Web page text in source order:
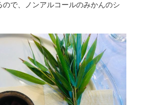
ので、ノンアルコールのみかんのシ